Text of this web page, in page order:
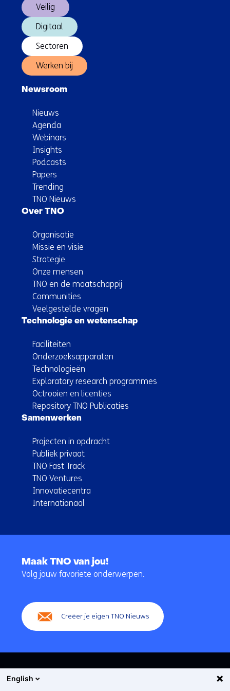
Veilig
Digitaal
Sectoren
Werken bij
Newsroom
Nieuws
Agenda
Webinars
Insights
Podcasts
Papers
Trending
TNO Nieuws
Over TNO
Organisatie
Missie en visie
Strategie
Onze mensen
TNO en de maatschappij
Communities
Veelgestelde vragen
Technologie en wetenschap
Faciliteiten
Onderzoeksapparaten
Technologieën
Exploratory research programmes
Octrooien en licenties
Repository TNO Publicaties
Samenwerken
Projecten in opdracht
Publiek privaat
TNO Fast Track
TNO Ventures
Innovatiecentra
Internationaal
navigatie
Maak TNO van jou!
Volg jouw favoriete onderwerpen.
Creëer je eigen TNO Nieuws
English